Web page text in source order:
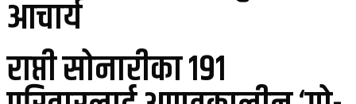
आचार्य
राप्ती सोनारीका १९१